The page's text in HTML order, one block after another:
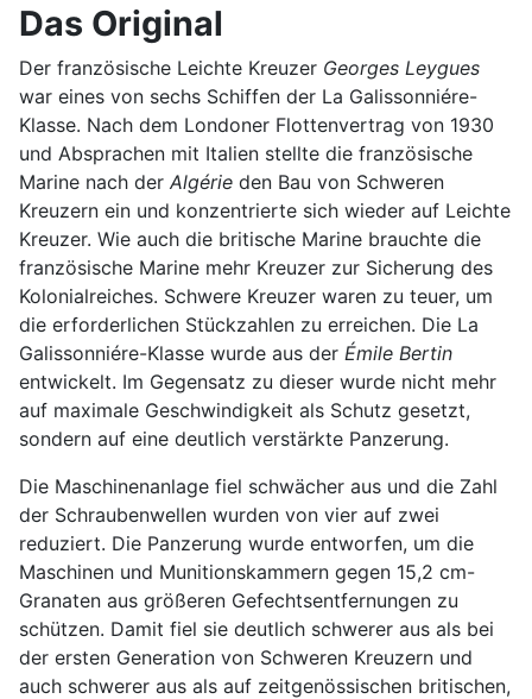
Das Original
Der französische Leichte Kreuzer Georges Leygues
war eines von sechs Schiffen der La Galissonniére-
Klasse. Nach dem Londoner Flottenvertrag von 1930
und Absprachen mit Italien stellte die französische
Marine nach der Algérie den Bau von Schweren
Kreuzern ein und konzentrierte sich wieder auf Leichte
Kreuzer. Wie auch die britische Marine brauchte die
französische Marine mehr Kreuzer zur Sicherung des
Kolonialreiches. Schwere Kreuzer waren zu teuer, um
die erforderlichen Stückzahlen zu erreichen. Die La
Galissonniére-Klasse wurde aus der Émile Bertin
entwickelt. Im Gegensatz zu dieser wurde nicht mehr
auf maximale Geschwindigkeit als Schutz gesetzt,
sondern auf eine deutlich verstärkte Panzerung.
Die Maschinenanlage fiel schwächer aus und die Zahl
der Schraubenwellen wurden von vier auf zwei
reduziert. Die Panzerung wurde entworfen, um die
Maschinen und Munitionskammern gegen 15,2 cm-
Granaten aus größeren Gefechtsentfernungen zu
schützen. Damit fiel sie deutlich schwerer aus als bei
der ersten Generation von Schweren Kreuzern und
auch schwerer aus als auf zeitgenössischen britischen,